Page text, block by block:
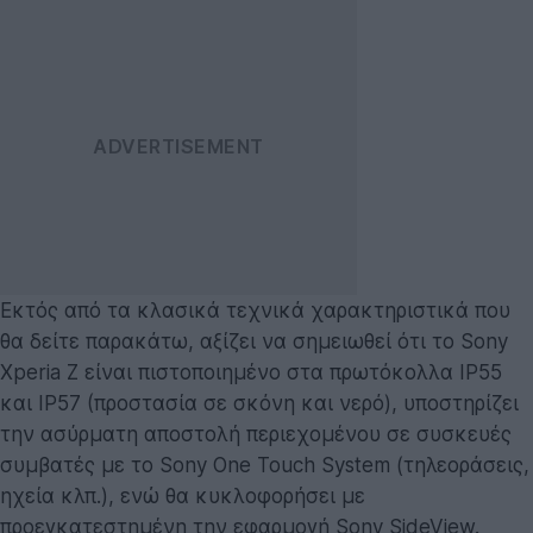
Εκτός από τα κλασικά τεχνικά χαρακτηριστικά που
θα δείτε παρακάτω, αξίζει να σημειωθεί ότι το Sony
Xperia Z είναι πιστοποιημένο στα πρωτόκολλα IP55
και IP57 (προστασία σε σκόνη και νερό), υποστηρίζει
την ασύρματη αποστολή περιεχομένου σε συσκευές
συμβατές με το Sony One Touch System (τηλεοράσεις,
ηχεία κλπ.), ενώ θα κυκλοφορήσει με
προεγκατεστημένη την εφαρμογή Sony SideView.